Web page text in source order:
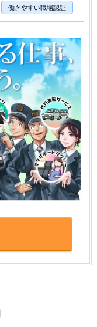
働きやすい職場認証